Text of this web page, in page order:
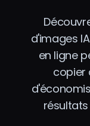
d'images
en ligne
copier